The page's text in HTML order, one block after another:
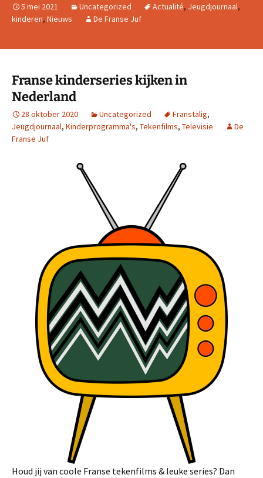
5 mei 2021 Uncategorized Actualité, Jeugdjournaal,
kinderen, Nieuws De Franse Juf
Franse kinderseries kijken in
Nederland
28 oktober 2020 Uncategorized Franstalig,
Jeugdjournaal, Kinderprogramma's, Tekenfilms, Televisie
De
Franse Juf
Houd jij van coole Franse tekenfilms & leuke series? Dan